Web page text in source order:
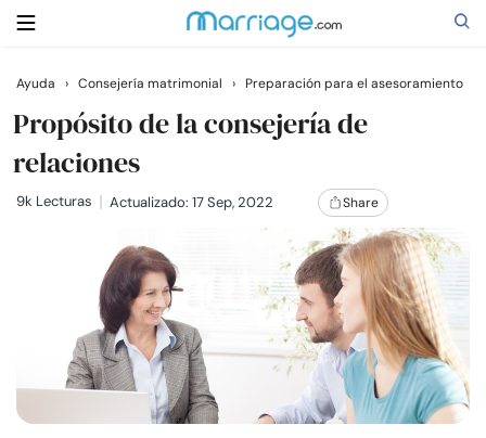
Buscar
Casarse
Relaciones
Ayuda
Ayuda › Consejería matrimonial › Preparación para el asesoramiento
Propósito de la consejería de
relaciones
9k Lecturas Actualizado: 17 Sep, 2022 Share